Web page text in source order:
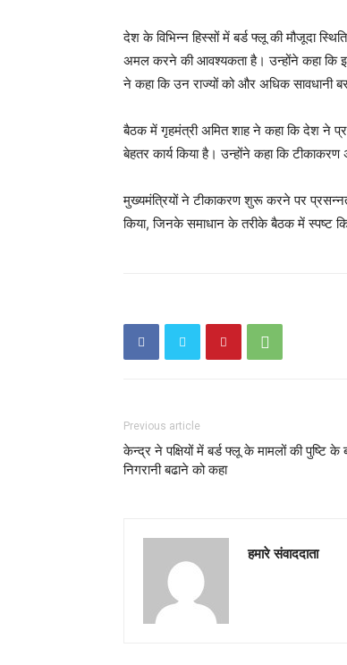
देश के विभिन्न हिस्सों में बर्ड फ्लू की मौजूदा
अमल करने की आवश्यकता है। उन्होंने कहा कि इस
ने कहा कि उन राज्यों को और अधिक सावधानी
बैठक में गृहमंत्री अमित शाह ने कहा कि देश ने
बेहतर कार्य किया है। उन्होंने कहा कि टीकाकरण
मुख्यमंत्रियों ने टीकाकरण शुरू करने पर
किया, जिनके समाधान के तरीके बैठक में स्‍पष्‍ट
Previous article
केन्‍द्र ने पक्षियों में बर्ड फ्लू के मामलों की पुष्टि के
निगरानी बढाने को कहा
हमारे संवाददाता